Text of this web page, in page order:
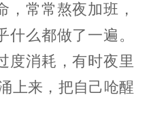
，常常熬夜加班，
么都做了一遍。
度消耗，有时夜里
上来，把自己呛醒